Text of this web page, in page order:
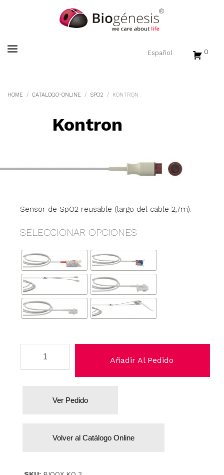
0
HOME CATALOGO-ONLINE SPO2 KONTRON
Kontron
Sensor de SpO2 reusable (largo del cable 2,7m).
SELECCIONAR OPCIONES
Añadir Al Pedido
Ver Pedido
Volver al Catálogo Online